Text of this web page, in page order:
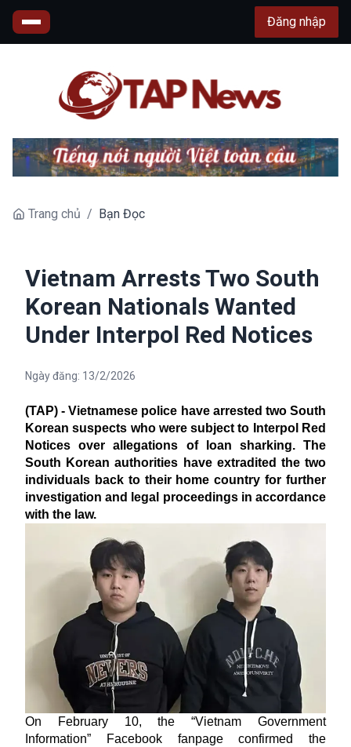
Đăng nhập
Trang chủ / Bạn Đọc
Vietnam Arrests Two South
Korean Nationals Wanted
Under Interpol Red Notices
Ngày đăng: 13/2/2026
(TAP) - Vietnamese police have arrested two South
Korean suspects who were subject to Interpol Red
Notices over allegations of loan sharking. The
South Korean authorities have extradited the two
individuals back to their home country for further
investigation and legal proceedings in accordance
with the law.
On February 10, the “Vietnam Government
Information” Facebook fanpage confirmed the